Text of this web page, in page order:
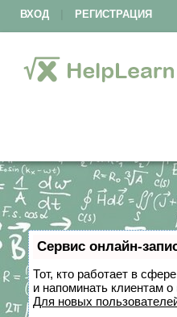
ВХОД РЕГИСТРАЦИЯ
Сервис онлайн-
Тот, кто работает в
и напоминать клиентам
Для новых